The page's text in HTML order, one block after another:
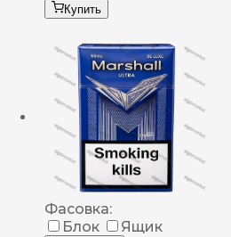
Купить
Фасовка:
Блок
Ящик